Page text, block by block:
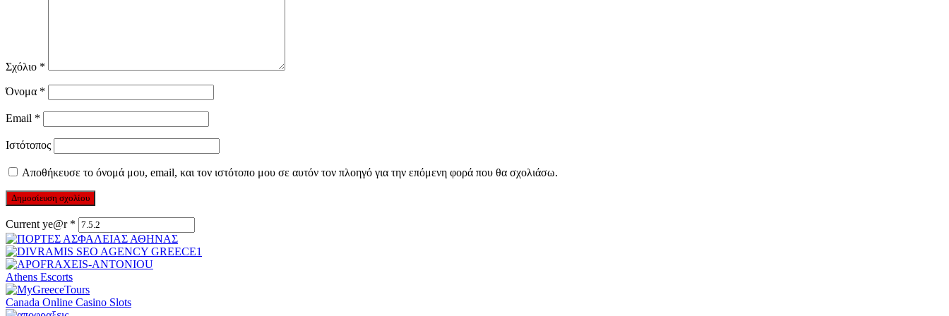
Σχόλιο *
Όνομα *
Email *
Ιστότοπος
Αποθήκευσε το όνομά μου, email, και τον ιστότοπο μου σε αυτόν τον πλοηγό για την επόμενη φορά που θα σχολιάσω.
Current ye@r *
Athens Escorts
Canada Online Casino Slots